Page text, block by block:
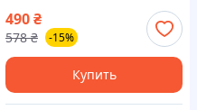
490₴
578 ₴ -15%
Купить